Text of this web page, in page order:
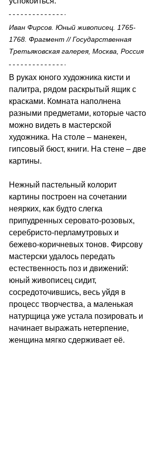
Иван Фирсов. Юный живописец. 1765-
1768. Фрагмент // Государственная
Третьяковская галерея, Москва, Россия
В руках юного художника кисти и
палитра, рядом раскрытый ящик с
красками. Комната наполнена
разными предметами, которые часто
можно видеть в мастерской
художника. На столе – манекен,
гипсовый бюст, книги. На стене – две
картины.
Нежный пастельный колорит
картины построен на сочетании
неярких, как будто слегка
припудренных серовато-розовых,
серебристо-перламутровых и
бежево-коричневых тонов. Фирсову
мастерски удалось передать
естественность поз и движений:
юный живописец сидит,
сосредоточившись, весь уйдя в
процесс творчества, а маленькая
натурщица уже устала позировать и
начинает выражать нетерпение,
женщина мягко сдерживает её.